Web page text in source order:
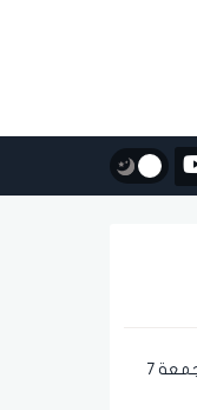
رسميًا.. أسعار البنزين اليوم الجمعة 7